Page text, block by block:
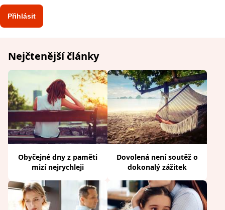
Nejčtenější články
Obyčejné dny z paměti
mizí nejrychleji
Dovolená není soutěž o
dokonalý zážitek